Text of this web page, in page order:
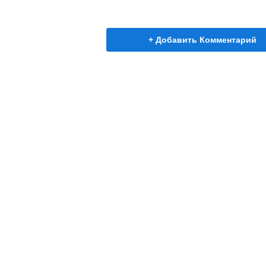
+ Добавить Комментарий